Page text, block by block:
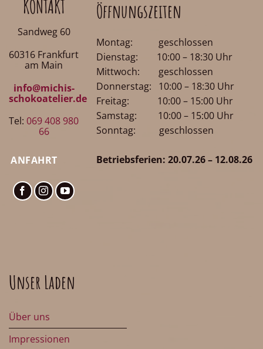
KONTAKT
Sandweg 60
60316 Frankfurt
am Main
info@michis-
schokoatelier.de
Tel:069 408 980
66
ANFAHRT
Öffnungszeiten
Montag: geschlossen
Dienstag: 10:00 – 18:30 Uhr
Mittwoch: geschlossen
Donnerstag: 10:00 – 18:30 Uhr
Freitag: 10:00 – 15:00 Uhr
Samstag: 10:00 – 15:00 Uhr
Sonntag: geschlossen
Betriebsferien: 20.07.26 – 12.08.26
Unser Laden
Über uns
Impressionen